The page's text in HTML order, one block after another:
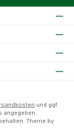
und ggf.
angegeben.
Theme by